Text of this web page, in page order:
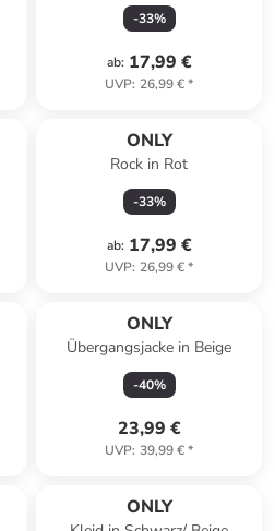
-33%
ab: 17,99 €
UVP: 26,99 €*
ONLY
Rock in Rot
-33%
ab: 17,99 €
UVP: 26,99 €*
ONLY
Übergangsjacke in Beige
-40%
23,99 €
UVP: 39,99 €*
ONLY